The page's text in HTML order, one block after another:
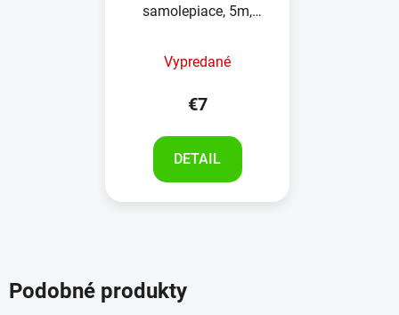
samolepiace, 5m,
Vypredané
€7
DETAIL
Podobné produkty